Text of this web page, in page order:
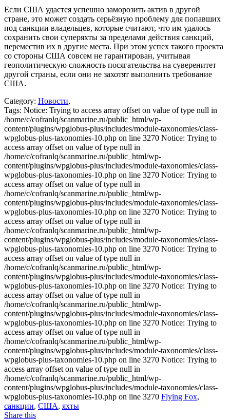
Если США удастся успешно заморозить актив в другой
стране, это может создать серьёзную проблему для попавших
под санкции владельцев, которые считают, что им удалось
сохранить свои суперяхты за пределами действия санкций,
переместив их в другие места. При этом успех такого проекта
со стороны США совсем не гарантирован, учитывая
геополитическую сложность посягательства на суверенитет
другой страны, если они не захотят выполнить требование
США.
Category: Новости,
Tags: Notice: Trying to access array offset on value of type null in
/home/c/cofranlq/scanmarine.ru/public_html/wp-
content/plugins/wpglobus-plus/includes/module-taxonomies/class-
wpglobus-plus-taxonomies-10.php on line 3270 Notice: Trying to
access array offset on value of type null in
/home/c/cofranlq/scanmarine.ru/public_html/wp-
content/plugins/wpglobus-plus/includes/module-taxonomies/class-
wpglobus-plus-taxonomies-10.php on line 3270 Notice: Trying to
access array offset on value of type null in
/home/c/cofranlq/scanmarine.ru/public_html/wp-
content/plugins/wpglobus-plus/includes/module-taxonomies/class-
wpglobus-plus-taxonomies-10.php on line 3270 Notice: Trying to
access array offset on value of type null in
/home/c/cofranlq/scanmarine.ru/public_html/wp-
content/plugins/wpglobus-plus/includes/module-taxonomies/class-
wpglobus-plus-taxonomies-10.php on line 3270 Notice: Trying to
access array offset on value of type null in
/home/c/cofranlq/scanmarine.ru/public_html/wp-
content/plugins/wpglobus-plus/includes/module-taxonomies/class-
wpglobus-plus-taxonomies-10.php on line 3270 Notice: Trying to
access array offset on value of type null in
/home/c/cofranlq/scanmarine.ru/public_html/wp-
content/plugins/wpglobus-plus/includes/module-taxonomies/class-
wpglobus-plus-taxonomies-10.php on line 3270 Notice: Trying to
access array offset on value of type null in
/home/c/cofranlq/scanmarine.ru/public_html/wp-
content/plugins/wpglobus-plus/includes/module-taxonomies/class-
wpglobus-plus-taxonomies-10.php on line 3270 Notice: Trying to
access array offset on value of type null in
/home/c/cofranlq/scanmarine.ru/public_html/wp-
content/plugins/wpglobus-plus/includes/module-taxonomies/class-
wpglobus-plus-taxonomies-10.php on line 3270 Flying Fox,
санкции, США, яхты
Share this